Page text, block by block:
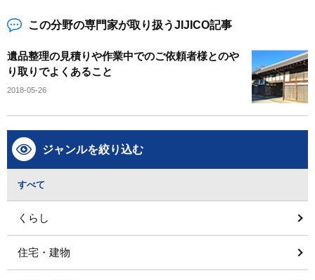
この分野の専門家が取り扱うJIJICO記事
遺品整理の見積りや作業中でのご依頼者様とのや
り取りでよくあること
2018-05-26
ジャンルを絞り込む
すべて
くらし
住宅・建物